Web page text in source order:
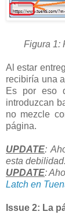
Figura 1:
Al estar
recibiría una
Es por eso
introduzcan
no mezcle
página.
UPDATE:
esta debilidad.
UPDATE:
Latch en
Issue 2: La